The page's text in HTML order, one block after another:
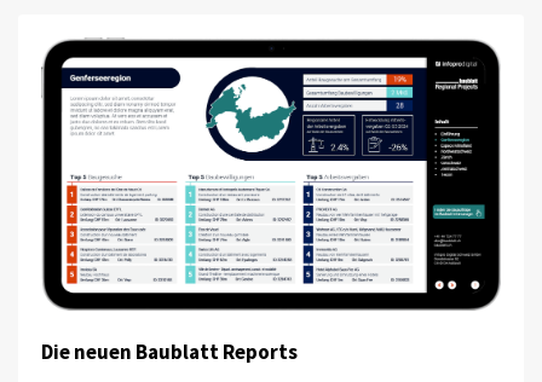
Die neuen Baublatt Reports